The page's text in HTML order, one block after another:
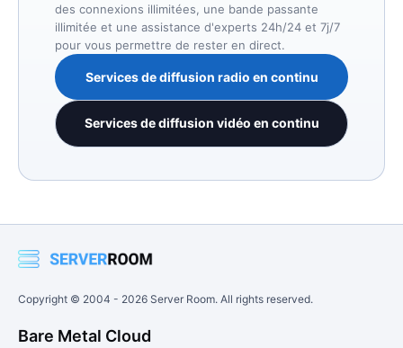
des connexions illimitées, une bande passante
illimitée et une assistance d'experts 24h/24 et 7j/7
pour vous permettre de rester en direct.
Services de diffusion radio en continu
Services de diffusion vidéo en continu
Copyright © 2004 - 2026 Server Room. All rights reserved.
Bare Metal Cloud